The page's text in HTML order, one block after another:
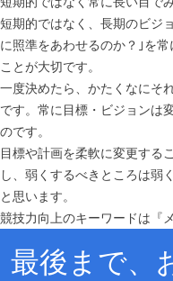
短期的ではなく、長期のビジ
に照準をあわせるのか？｣を
ことが大切です。
一度決めたら、かたくなにそ
です。常に目標・ビジョンは
のです。
目標や計画を柔軟に変更する
し、弱くするべきところは弱
と思います。
競技力向上のキーワードは『
最後まで、